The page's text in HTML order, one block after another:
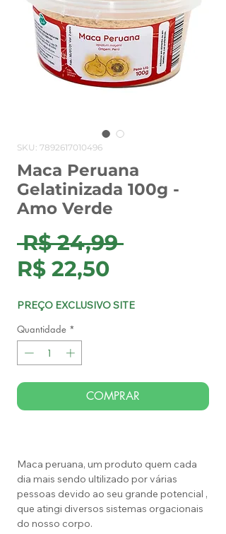
SKU: 7892617010496
Maca Peruana
Gelatinizada 100g -
Amo Verde
R$ 24,99 Preço
R$ 22,50Preço
PREÇO EXCLUSIVO SITE
Quantidade *
COMPRAR
Maca peruana, um produto quem cada
dia mais sendo ultilizado por várias
pessoas devido ao seu grande potencial ,
que atingi diversos sistemas orgacionais
do nosso corpo.